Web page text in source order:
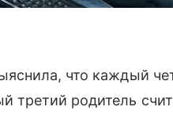
что каждый
третий родитель